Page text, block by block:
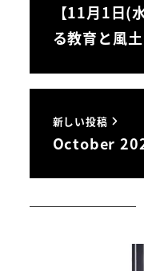
【11月1日(
る教育と風
新しい投稿
October